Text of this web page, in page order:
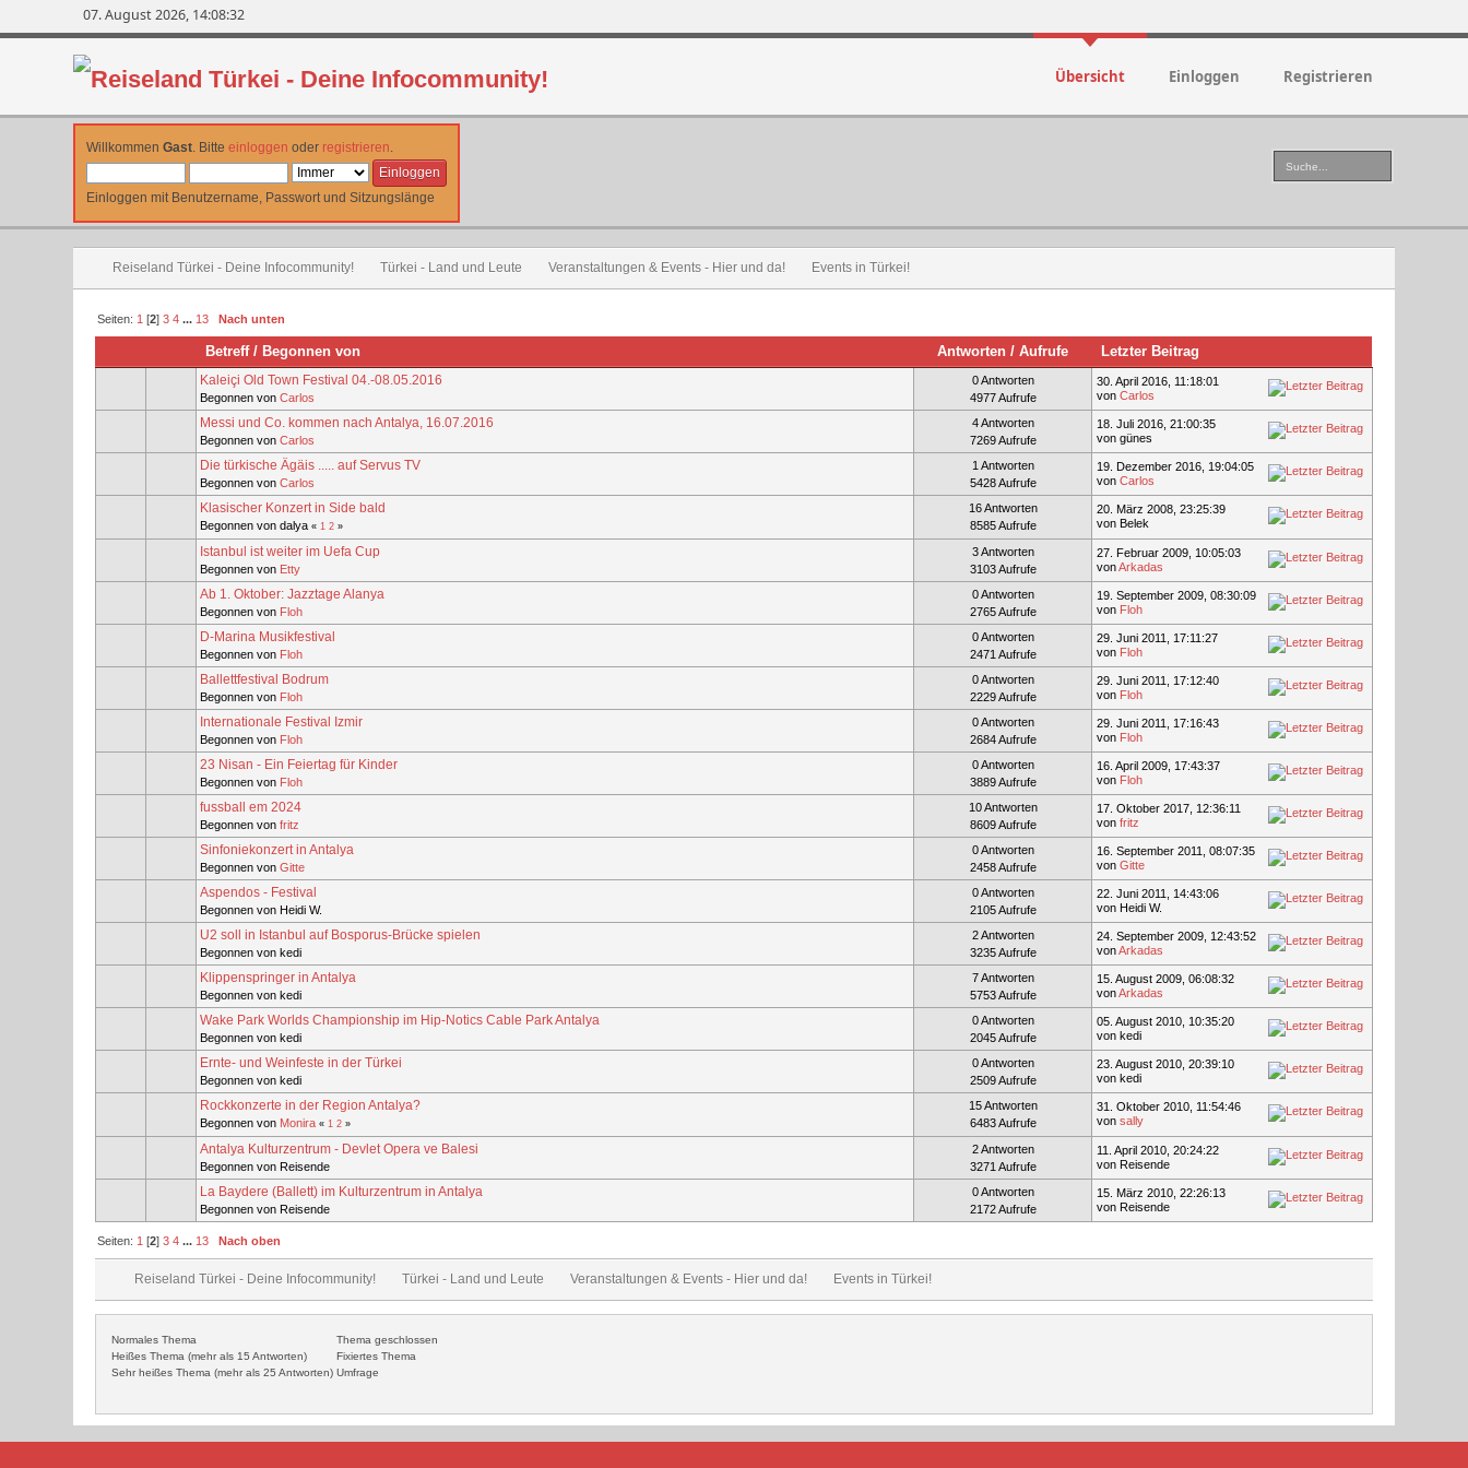
07. August 2026, 14:08:32
Übersicht Einloggen Registrieren
WillkommenGast. Bitteeinloggen oder registrieren.
Einloggen mit Benutzername, Passwort und Sitzungslänge
Reiseland Türkei - Deine Infocommunity! Türkei - Land und Leute Veranstaltungen & Events - Hier und da! Events in Türkei!
Seiten: 1 [2]3 4 ... 13 Nach unten
Betreff/ Begonnen von Antworten/ Aufrufe Letzter Beitrag
Kaleiçi Old Town Festival 04.-08.05.2016
Begonnen vonCarlos
0 Antworten
4977 Aufrufe
30. April 2016, 11:18:01
vonCarlos
Messi und Co. kommen nach Antalya, 16.07.2016
Begonnen vonCarlos
4 Antworten
7269 Aufrufe
18. Juli 2016, 21:00:35
von günes
Die türkische Ägäis ..... auf Servus TV
Begonnen vonCarlos
1 Antworten
5428 Aufrufe
19. Dezember 2016, 19:04:05
vonCarlos
Klasischer Konzert in Side bald
Begonnen von dalya« 1 2 »
16 Antworten
8585 Aufrufe
20. März 2008, 23:25:39
von Belek
Istanbul ist weiter im Uefa Cup
Begonnen von Etty
3 Antworten
3103 Aufrufe
27. Februar 2009, 10:05:03
vonArkadas
Ab 1. Oktober: Jazztage Alanya
Begonnen von Floh
0 Antworten
2765 Aufrufe
19. September 2009, 08:30:09
von Floh
D-Marina Musikfestival
Begonnen von Floh
0 Antworten
2471 Aufrufe
29. Juni 2011, 17:11:27
von Floh
Ballettfestival Bodrum
Begonnen von Floh
0 Antworten
2229 Aufrufe
29. Juni 2011, 17:12:40
von Floh
Internationale Festival Izmir
Begonnen von Floh
0 Antworten
2684 Aufrufe
29. Juni 2011, 17:16:43
von Floh
23 Nisan - Ein Feiertag für Kinder
Begonnen von Floh
0 Antworten
3889 Aufrufe
16. April 2009, 17:43:37
von Floh
fussball em 2024
Begonnen vonfritz
10 Antworten
8609 Aufrufe
17. Oktober 2017, 12:36:11
vonfritz
Sinfoniekonzert in Antalya
Begonnen vonGitte
0 Antworten
2458 Aufrufe
16. September 2011, 08:07:35
vonGitte
Aspendos - Festival
Begonnen von Heidi W.
0 Antworten
2105 Aufrufe
22. Juni 2011, 14:43:06
von Heidi W.
U2 soll in Istanbul auf Bosporus-Brücke spielen
Begonnen von kedi
2 Antworten
3235 Aufrufe
24. September 2009, 12:43:52
vonArkadas
Klippenspringer in Antalya
Begonnen von kedi
7 Antworten
5753 Aufrufe
15. August 2009, 06:08:32
vonArkadas
Wake Park Worlds Championship im Hip-Notics Cable Park Antalya
Begonnen von kedi
0 Antworten
2045 Aufrufe
05. August 2010, 10:35:20
von kedi
Ernte- und Weinfeste in der Türkei
Begonnen von kedi
0 Antworten
2509 Aufrufe
23. August 2010, 20:39:10
von kedi
Rockkonzerte in der Region Antalya?
Begonnen von Monira « 1 2 »
15 Antworten
6483 Aufrufe
31. Oktober 2010, 11:54:46
vonsally
Antalya Kulturzentrum - Devlet Opera ve Balesi
Begonnen von Reisende
2 Antworten
3271 Aufrufe
11. April 2010, 20:24:22
von Reisende
La Baydere (Ballett) im Kulturzentrum in Antalya
Begonnen von Reisende
0 Antworten
2172 Aufrufe
15. März 2010, 22:26:13
von Reisende
Seiten: 1 [2]3 4 ... 13 Nach oben
Reiseland Türkei - Deine Infocommunity! Türkei - Land und Leute Veranstaltungen & Events - Hier und da! Events in Türkei!
Normales Thema
Heißes Thema (mehr als 15 Antworten)
Sehr heißes Thema (mehr als 25 Antworten)
Thema geschlossen
Fixiertes Thema
Umfrage